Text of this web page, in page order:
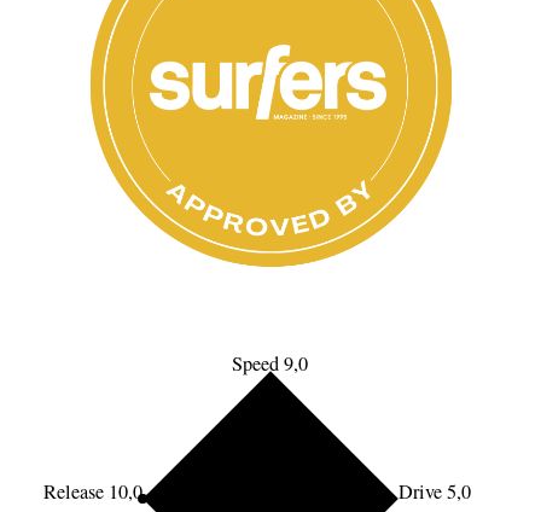
Speed 9,0
Drive 5,0
Release 10,0